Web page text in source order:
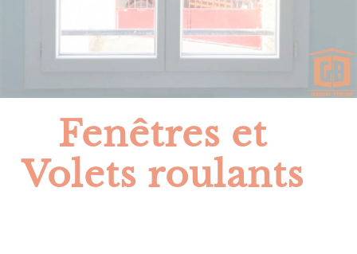
Fenêtres et
Volets roulants